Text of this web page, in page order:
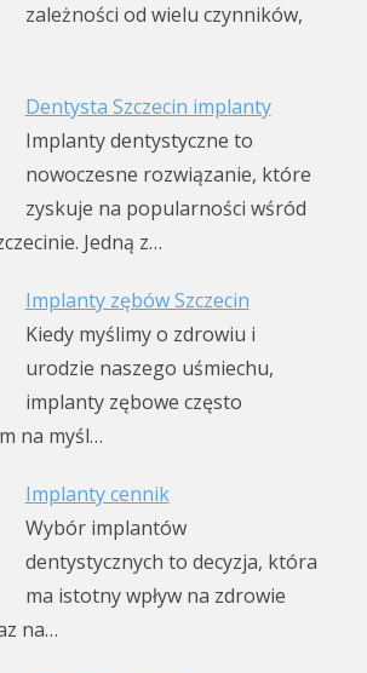
zależności od wielu czynników,
Dentysta Szczecin implanty
Implanty dentystyczne to
nowoczesne rozwiązanie, które
zyskuje na popularności wśród
Jedną z…
Implanty zębów Szczecin
Kiedy myślimy o zdrowiu i
urodzie naszego uśmiechu,
implanty zębowe często
na myśl…
Implanty cennik
Wybór implantów
dentystycznych to decyzja, która
ma istotny wpływ na zdrowie
na…